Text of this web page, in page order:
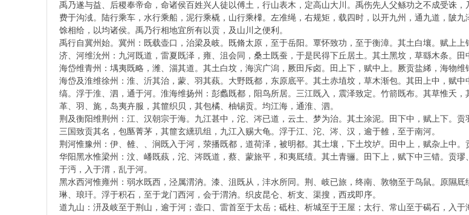
禹乃遂与益、后稷奉帝命，命诸侯百姓兴人徒以傅土，行山表木，定高山大川。禹伤先人父鲧功之不成受诛
费于沟淢。陆行乘车，水行乘船，泥行乘橇，山行乘檋。左准绳，右规矩，载四时，以开九州，通九道，陂
馀相给，以均诸侯。禹乃行相地宜所有以贡，及山川之便利。
禹行自冀州始。冀州：既载壶口，治梁及岐。既脩太原，至于岳阳。覃怀致功，至于衡漳。其土白壤。赋上
济、河维沇州：九河既道，雷夏既泽，雍、沮会同，桑土既蚕，于是民得下丘居土。其土黑坟，草繇木条。
海岱维青州：堣夷既略，潍、淄其道。其土白坟，海滨广潟，厥田斥卤。田上下，赋中上。厥贡盐絺，海物
海岱及淮维徐州：淮、沂其治，蒙、羽其蓺。大野既都，东原底平。其土赤埴坟，草木渐包。其田上中，赋
缟。浮于淮、泗，通于河。淮海维扬州：彭蠡既都，阳鸟所居。三江既入，震泽致定。竹箭既布。其草惟夭
革、羽、旄，岛夷卉服，其篚织贝，其包橘、柚锡贡。均江海，通淮、泗。
荆及衡阳维荆州：江、汉朝宗于海。九江甚中，沱、涔已道，云土、梦为治。其土涂泥。田下中，赋上下。
三国致贡其名，包匦菁茅，其篚玄纁玑组，九江入赐大龟。浮于江、沱、涔、汉，逾于雒，至于南河。
荆河惟豫州：伊、雒、、涧既入于河，荥播既都，道荷泽，被明都。其土壤，下土坟垆。田中上，赋杂上中
华阳黑水惟梁州：汶、嶓既蓺，沱、涔既道，蔡、蒙旅平，和夷厎绩。其土青骊。田下上，赋下中三错。贡
于沔，入于渭，乱于河。
黑水西河惟雍州：弱水既西，泾属渭汭。漆、沮既从，沣水所同。荆、岐已旅，终南、敦物至于鸟鼠。原隰
琳、琅玕。浮于积石，至于龙门西河，会于渭汭。织皮昆仑、析支、渠搜，西戎即序。
道九山：汧及岐至于荆山，逾于河；壶口、雷首至于太岳；砥柱、析城至于王屋；太行、常山至于碣石，入